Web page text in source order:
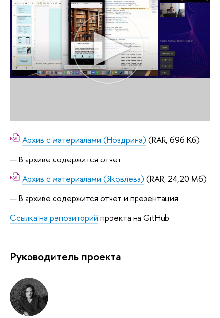
Архив с материалами (Ноздрина) (RAR, 696 Кб)
В архиве содержится отчет
Архив с материалами (Яковлева) (RAR, 24,20 Мб)
В архиве содержится отчет и презентация
Ссылка на репозиторий проекта на GitHub
Руководитель проекта